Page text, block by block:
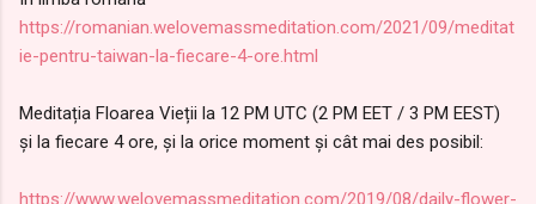
https://romanian.welovemassmeditation.com/2021/09/meditat
ie-pentru-taiwan-la-fiecare-4-ore.html
Meditația Floarea Vieții la 12 PM UTC (2 PM EET / 3 PM EEST)
și la fiecare 4 ore, și la orice moment și cât mai des posibil:
https://www.welovemassmeditation.com/2019/08/daily-flower-